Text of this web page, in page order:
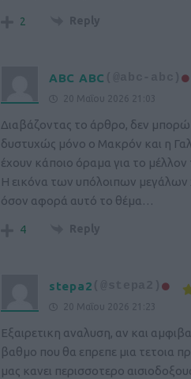
2 Reply
ABC ABC
20 Μαΐου 2026 21:03
Διαβάζοντας το άρθρο, δεν
δυστυχώς μόνο ο Μακρόν και η
έχουν κάποιο όραμα για το
Η εικόνα των υπόλοιπων μεγάλων
όσον αφορά αυτό το θέμα…
4 Reply
stepa2
20 Μαΐου 2026 21:23
Εξαιρετικη αναλυση, αν και
βαθμο που θα επρεπε μια τετοια
μας κανει περισσοτερο